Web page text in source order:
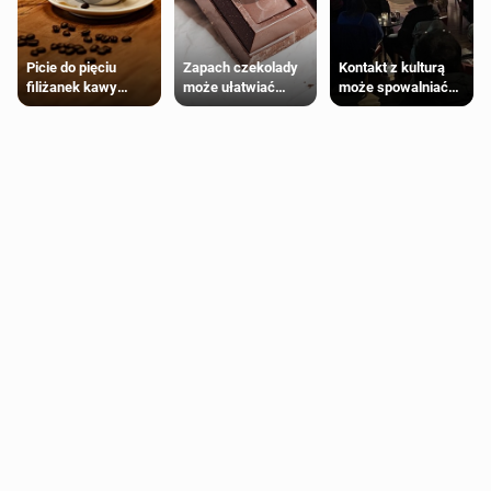
Picie do pięciu
filiżanek kawy
dziennie jest
Zapach czekolady
może ułatwiać
trening siłowy
Kontakt z kulturą
może spowalniać
starzenie